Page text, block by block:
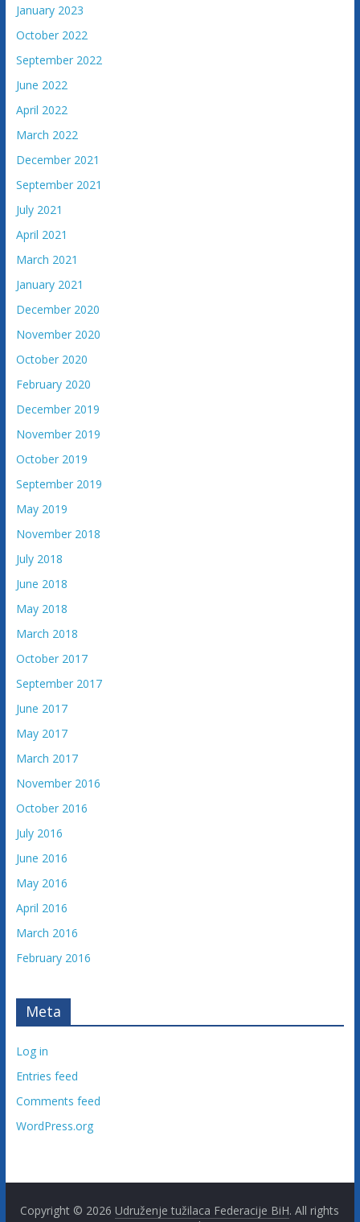
H
e
c
e
g
v
i
n
e
January 2023
October 2022
September 2022
June 2022
April 2022
March 2022
December 2021
September 2021
July 2021
April 2021
March 2021
January 2021
December 2020
November 2020
October 2020
February 2020
December 2019
November 2019
October 2019
September 2019
May 2019
November 2018
July 2018
June 2018
May 2018
March 2018
October 2017
September 2017
June 2017
May 2017
March 2017
November 2016
October 2016
July 2016
June 2016
May 2016
April 2016
March 2016
February 2016
Meta
Log in
Entries feed
Comments feed
WordPress.org
Copyright © 2026Udruženje tužilaca Federacije BiH. All rights